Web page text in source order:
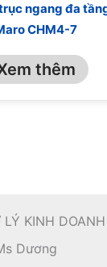
ngang đa
CHM4-7
thêm
LÝ KINH DOANH
Dương